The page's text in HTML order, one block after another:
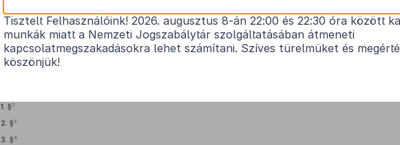
egyes belügyi tárgyú és más kapcsolódó törvények
Hatályos: 2020. 01. 02. –
1. §2
2. §3
3. §4
Tisztelt Felhasználóink! 2026. augusztus 8-án 22:00 és 22:30 óra között
munkák miatt a Nemzeti Jogszabálytár szolgáltatásában átmeneti
kapcsolatmegszakadásokra lehet számítani. Szíves türelmüket és
köszönjük!